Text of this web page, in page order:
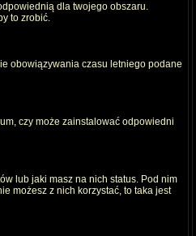
dla twojego obszaru.
to zrobić.
obowiązywania czasu letniego podane
czy może zainstalować odpowiedni
lub jaki masz na nich status. Pod nim
możesz z nich korzystać, to taka jest